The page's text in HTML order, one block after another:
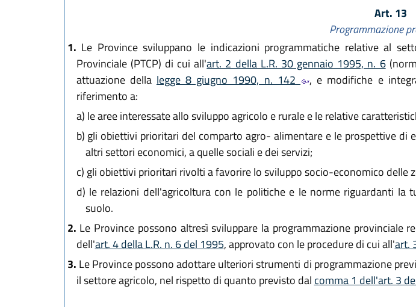
Art. 13
Programmazione
1. Le Province sviluppano le indicazioni programmatiche relative al
Provinciale (PTCP) di cui all'art. 2 della L.R. 30 gennaio 1995, n. 6
attuazione della legge 8 giugno 1990, n. 142
, e modifiche e
riferimento a:
a) le aree interessate allo sviluppo agricolo e rurale e le relative
b) gli obiettivi prioritari del comparto agro- alimentare e le prospettive di
altri settori economici, a quelle sociali e dei servizi;
c) gli obiettivi prioritari rivolti a favorire lo sviluppo socio-economico delle
d) le relazioni dell'agricoltura con le politiche e le norme riguardanti la
suolo.
2. Le Province possono altresì sviluppare la programmazione
dell'art. 4 della L.R. n. 6 del 1995, approvato con le procedure di cui all'art.
3. Le Province possono adottare ulteriori strumenti di programmazione
il settore agricolo, nel rispetto di quanto previsto dal comma 1 dell'art. 3